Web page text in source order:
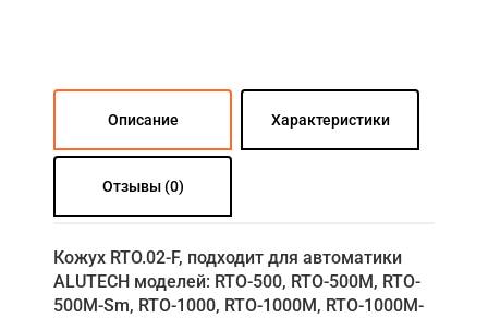
Описание Характеристики
Отзывы (0)
Кожух RTO.02-F, подходит для автоматики
ALUTECH моделей: RTO-500, RTO-500M, RTO-
500M-Sm, RTO-1000, RTO-1000M, RTO-1000M-